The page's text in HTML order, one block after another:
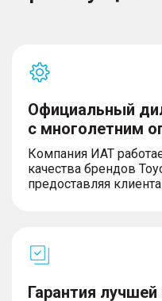
Официальный
с многолетним
Компания ИАТ
качества брендов
предоставляя
Гарантия